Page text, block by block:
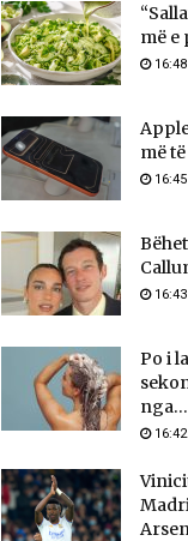
më e
më
Po i
nga...